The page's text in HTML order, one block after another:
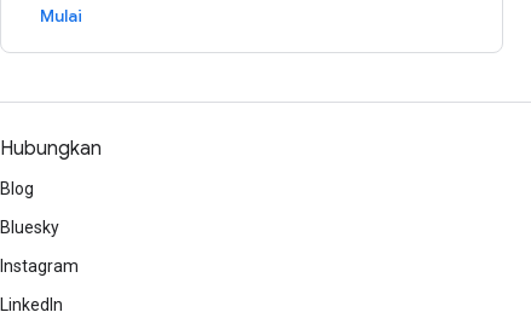
Mulai
Hubungkan
Blog
Bluesky
Instagram
LinkedIn